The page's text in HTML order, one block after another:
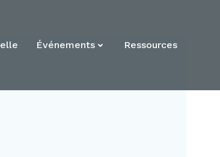
Événements Ressources